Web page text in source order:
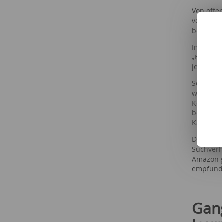
Von
Im
„Brand
Soziale
werden
Kategorie.
Die
Amazon